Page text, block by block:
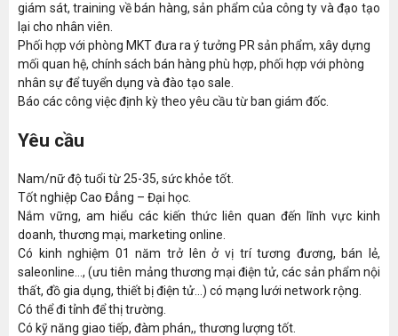
giám sát, training về bán hàng, sản phẩm của công ty và đạo tạo
lại cho nhân viên.
Phối hợp với phòng MKT đưa ra ý tưởng PR sản phẩm, xây dựng
mối quan hệ, chính sách bán hàng phù hợp, phối hợp với phòng
nhân sự để tuyển dụng và đào tạo sale.
Báo các công việc định kỳ theo yêu cầu từ ban giám đốc.
Yêu cầu
Nam/nữ độ tuổi từ 25-35, sức khỏe tốt.
Tốt nghiệp Cao Đẳng – Đại học.
Nắm vững, am hiểu các kiến thức liên quan đến lĩnh vực kinh
doanh, thương mại, marketing online.
Có kinh nghiệm 01 năm trở lên ở vị trí tương đương, bán lẻ,
saleonline…, (ưu tiên mảng thương mại điện tử, các sản phẩm nội
thất, đồ gia dụng, thiết bị điện tử…) có mạng lưới network rộng.
Có thể đi tỉnh để thị trường.
Có kỹ năng giao tiếp, đàm phán,, thương lượng tốt.